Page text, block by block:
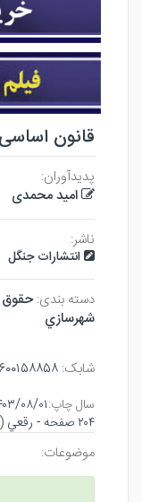
قانون
پدیدآوران:
امید محمدی
ناشر:
انتشارات جنگل
دسته بندی: حقوق
شهرسازي
شابک:
سال چاپ:۱۴۰۳/۰۸/
۲۰۴ صفحه - رقعي (شوميز) - چاپ ۱
موضوعات: